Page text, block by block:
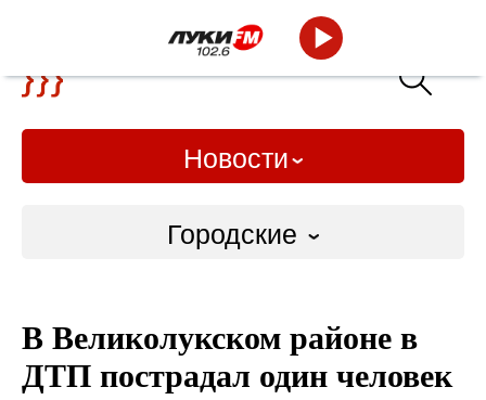
Новости
Городские
Слово Дело
В Великолукском районе в
ДТП пострадал один человек